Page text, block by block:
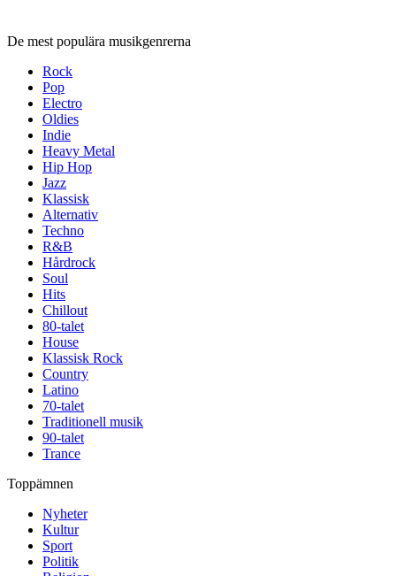
De mest populära musikgenrerna
Rock
Pop
Electro
Oldies
Indie
Heavy Metal
Hip Hop
Jazz
Klassisk
Alternativ
Techno
R&B
Hårdrock
Soul
Hits
Chillout
80-talet
House
Klassisk Rock
Country
Latino
70-talet
Traditionell musik
90-talet
Trance
Toppämnen
Nyheter
Kultur
Sport
Politik